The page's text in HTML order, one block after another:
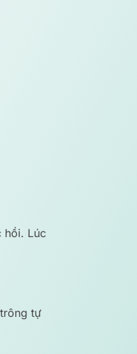
hồi. Lúc
tự